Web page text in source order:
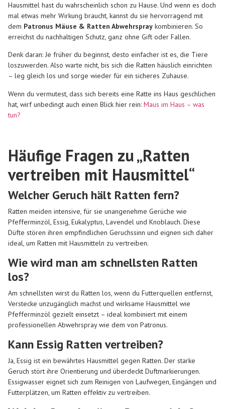
Hausmittel hast du wahrscheinlich schon zu Hause. Und wenn es doch
mal etwas mehr Wirkung braucht, kannst du sie hervorragend mit
dem Patronus Mäuse & Ratten Abwehrspray kombinieren. So
erreichst du nachhaltigen Schutz, ganz ohne Gift oder Fallen.
Denk daran: Je früher du beginnst, desto einfacher ist es, die Tiere
loszuwerden. Also warte nicht, bis sich die Ratten häuslich einrichten
– leg gleich los und sorge wieder für ein sicheres Zuhause.
Wenn du vermutest, dass sich bereits eine Ratte ins Haus geschlichen
hat, wirf unbedingt auch einen Blick hier rein: Maus im Haus – was
tun?
Häufige Fragen zu „Ratten
vertreiben mit Hausmittel“
Welcher Geruch hält Ratten fern?
Ratten meiden intensive, für sie unangenehme Gerüche wie
Pfefferminzöl, Essig, Eukalyptus, Lavendel und Knoblauch. Diese
Düfte stören ihren empfindlichen Geruchssinn und eignen sich daher
ideal, um Ratten mit Hausmitteln zu vertreiben.
Wie wird man am schnellsten Ratten
los?
Am schnellsten wirst du Ratten los, wenn du Futterquellen entfernst,
Verstecke unzugänglich machst und wirksame Hausmittel wie
Pfefferminzöl gezielt einsetzt – ideal kombiniert mit einem
professionellen Abwehrspray wie dem von Patronus.
Kann Essig Ratten vertreiben?
Ja, Essig ist ein bewährtes Hausmittel gegen Ratten. Der starke
Geruch stört ihre Orientierung und überdeckt Duftmarkierungen.
Essigwasser eignet sich zum Reinigen von Laufwegen, Eingängen und
Futterplätzen, um Ratten effektiv zu vertreiben.